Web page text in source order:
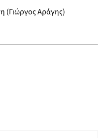
(Γιώργος Αράγης)
Αράγης)
(Γιώργος Αράγης)